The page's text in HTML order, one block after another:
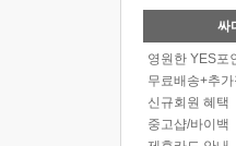
싸
영원한 YES포
무료배송+추가
신규회원 혜택
중고샵/바이백